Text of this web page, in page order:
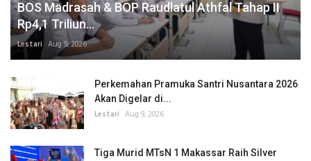
BOS Madrasah & BOP Raudlatul Athfal Tahap II
Rp4,1 Triliun...
Lestari Aug 9, 2026
Perkemahan Pramuka Santri Nusantara 2026
Akan Digelar di...
Lestari Aug 9, 2026
Tiga Murid MTsN 1 Makassar Raih Silver